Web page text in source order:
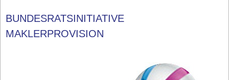
BUNDESRATSINITIATIVE
MAKLERPROVISION